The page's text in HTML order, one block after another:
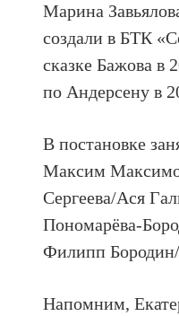
Марина
создали в БТК
сказке Бажова в
по Андерсену в
В постановке
Максим
Сергеева/Ася
Пономарёва-
Филипп
Напомним,